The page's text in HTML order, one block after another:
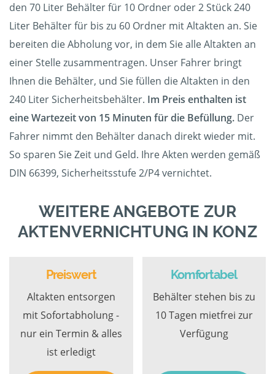
den 70 Liter Behälter für 10 Ordner oder 2 Stück 240
Liter Behälter für bis zu 60 Ordner mit Altakten an. Sie
bereiten die Abholung vor, in dem Sie alle Altakten an
einer Stelle zusammentragen. Unser Fahrer bringt
Ihnen die Behälter, und Sie füllen die Altakten in den
240 Liter Sicherheitsbehälter. Im Preis enthalten ist
eine Wartezeit von 15 Minuten für die Befüllung. Der
Fahrer nimmt den Behälter danach direkt wieder mit.
So sparen Sie Zeit und Geld. Ihre Akten werden gemäß
DIN 66399, Sicherheitsstufe 2/P4 vernichtet.
WEITERE ANGEBOTE ZUR
AKTENVERNICHTUNG IN KONZ
Preiswert
Altakten entsorgen
mit Sofortabholung -
nur ein Termin & alles
ist erledigt
Komfortabel
Behälter stehen bis zu
10 Tagen mietfrei zur
Verfügung